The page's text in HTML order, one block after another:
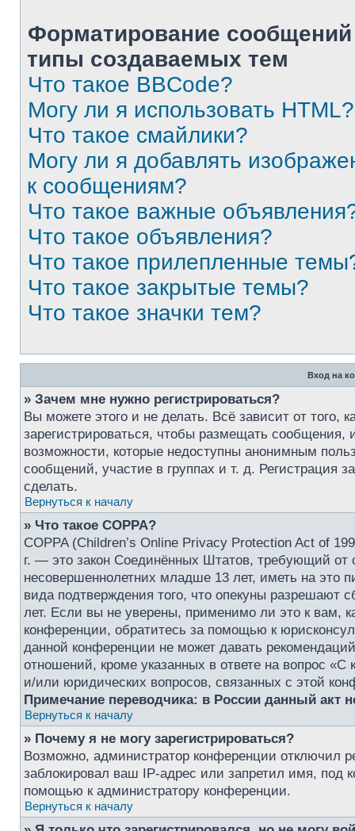
Форматирование
типы создаваемых тем
Что такое BBCode?
Могу ли я использовать HTML?
Что такое смайлики?
Могу ли я добавлять
к сообщениям?
Что такое важные
Что такое объявления?
Что такое прилепленные
Что такое закрытые темы?
Что такое значки тем?
Вход на
» Зачем мне нужно регистрироваться?
Вы можете этого и не делать. Всё зависит от
зарегистрироваться, чтобы размещать
возможности, которые недоступны анонимным
сообщений, участие в группах и т. д. Регистрация
сделать.
Вернуться к началу
» Что такое COPPA?
COPPA (Children’s Online Privacy Protection Act of
г. — это закон Соединённых Штатов, требующий
несовершеннолетних младше 13 лет, иметь на это
вида подтверждения того, что опекуны
лет. Если вы не уверены, применимо ли это к вам,
конференции, обратитесь за помощью к
данной конференции не может давать
отношений, кроме указанных в ответе на вопрос «С
и/или юридических вопросов, связанных с этой
Примечание переводчика: в России данный акт
Вернуться к началу
» Почему я не могу зарегистрироваться?
Возможно, администратор конференции отключил
заблокировал ваш IP-адрес или запретил имя, под
помощью к администратору конференции.
Вернуться к началу